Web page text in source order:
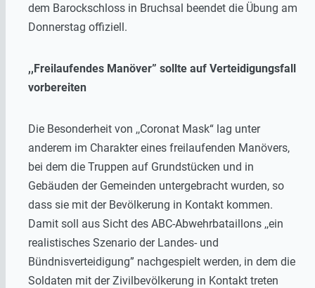
dem Barockschloss in Bruchsal beendet die Übung am
Donnerstag offiziell.
,,Freilaufendes Manöver” sollte auf Verteidigungsfall
vorbereiten
Die Besonderheit von ,,Coronat Mask“ lag unter
anderem im Charakter eines freilaufenden Manövers,
bei dem die Truppen auf Grundstücken und in
Gebäuden der Gemeinden untergebracht wurden, so
dass sie mit der Bevölkerung in Kontakt kommen.
Damit soll aus Sicht des ABC-Abwehrbataillons ,,ein
realistisches Szenario der Landes- und
Bündnisverteidigung” nachgespielt werden, in dem die
Soldaten mit der Zivilbevölkerung in Kontakt treten